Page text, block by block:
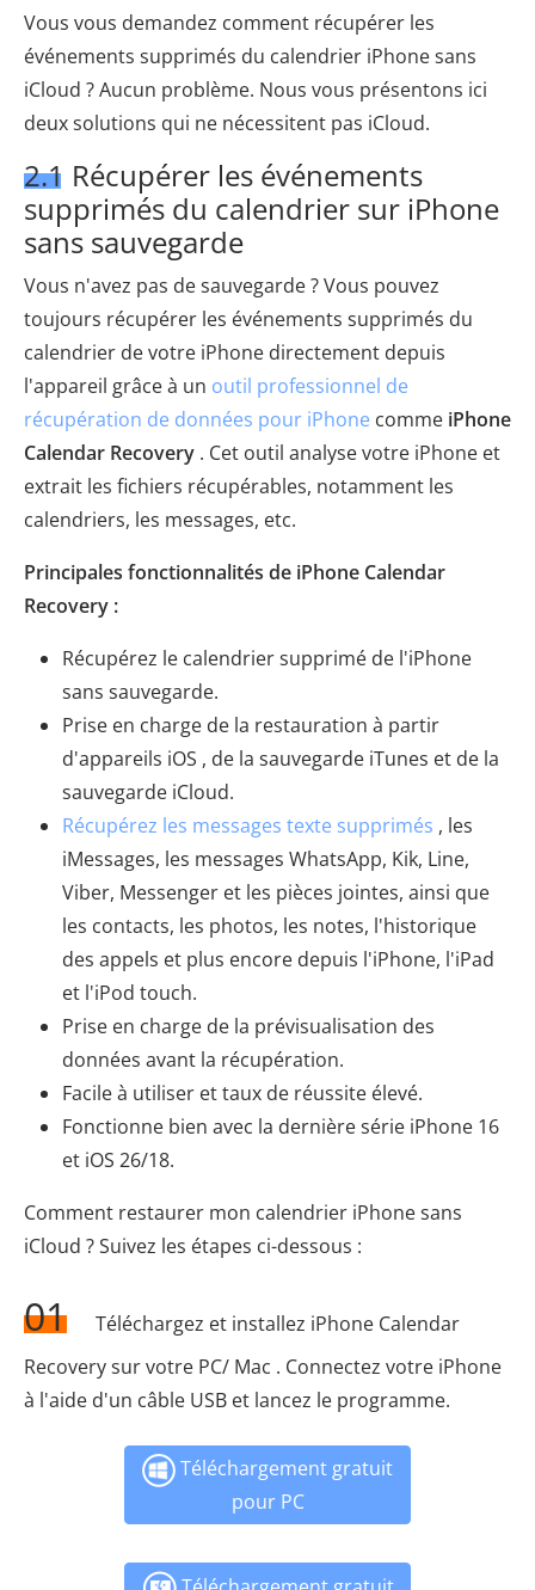
Vous vous demandez comment récupérer les
événements supprimés du calendrier iPhone sans
iCloud ? Aucun problème. Nous vous présentons ici
deux solutions qui ne nécessitent pas iCloud.
2.1 Récupérer les événements
supprimés du calendrier sur iPhone
sans sauvegarde
Vous n'avez pas de sauvegarde ? Vous pouvez
toujours récupérer les événements supprimés du
calendrier de votre iPhone directement depuis
l'appareil grâce à un outil professionnel de
récupération de données pour iPhone comme iPhone
Calendar Recovery . Cet outil analyse votre iPhone et
extrait les fichiers récupérables, notamment les
calendriers, les messages, etc.
Principales fonctionnalités de iPhone Calendar
Recovery :
Récupérez le calendrier supprimé de l'iPhone
sans sauvegarde.
Prise en charge de la restauration à partir
d'appareils iOS , de la sauvegarde iTunes et de la
sauvegarde iCloud.
Récupérez les messages texte supprimés , les
iMessages, les messages WhatsApp, Kik, Line,
Viber, Messenger et les pièces jointes, ainsi que
les contacts, les photos, les notes, l'historique
des appels et plus encore depuis l'iPhone, l'iPad
et l'iPod touch.
Prise en charge de la prévisualisation des
données avant la récupération.
Facile à utiliser et taux de réussite élevé.
Fonctionne bien avec la dernière série iPhone 16
et iOS 26/18.
Comment restaurer mon calendrier iPhone sans
iCloud ? Suivez les étapes ci-dessous :
01
Téléchargez et installez iPhone Calendar
Recovery sur votre PC/ Mac . Connectez votre iPhone
à l'aide d'un câble USB et lancez le programme.
Téléchargement gratuit
pour PC